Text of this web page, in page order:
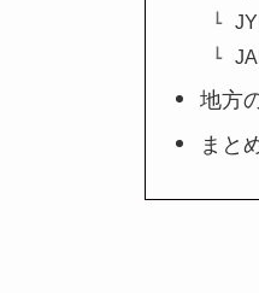
地方
まと